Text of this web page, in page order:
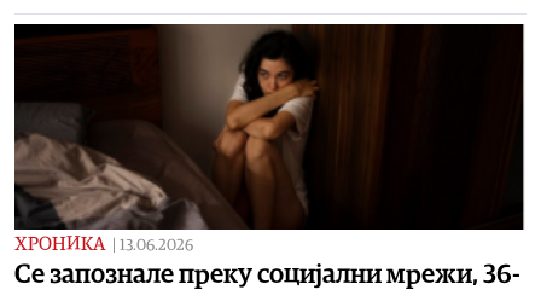
ХРОНИКА 13.06.2026
Се запознале преку социјални мрежи, 36-